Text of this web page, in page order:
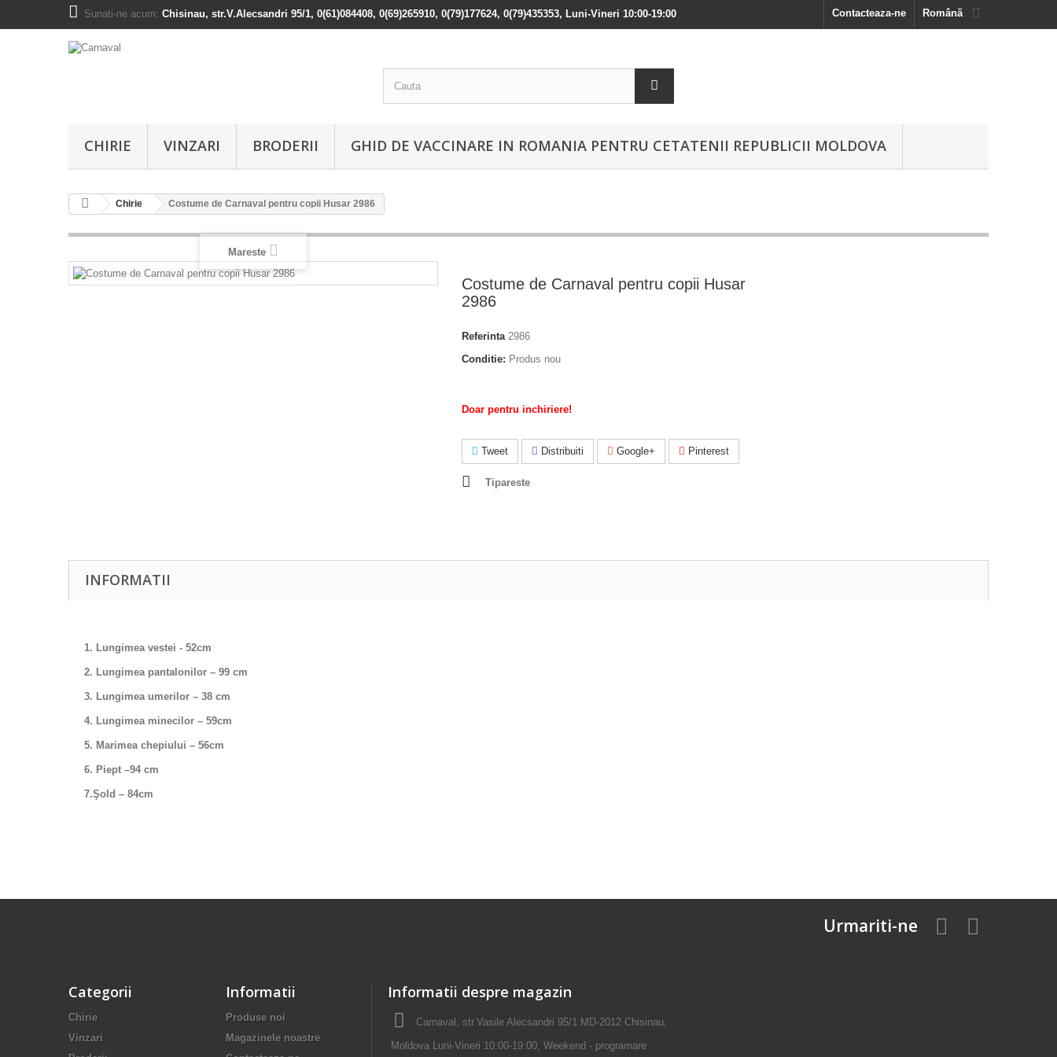
Română
Contacteaza-ne
Sunati-ne acum: Chisinau, str.V.Alecsandri 95/1, 0(61)084408, 0(69)265910, 0(79)177624, 0(79)435353, Luni-Vineri 10:00-19:00
CHIRIE VINZARI BRODERII GHID DE VACCINARE IN ROMANIA PENTRU CETATENII REPUBLICII MOLDOVA
Chirie Costume de Carnaval pentru copii Husar 2986
Mareste
Costume de Carnaval pentru copii Husar
2986
Referinta 2986
Conditie: Produs nou
Doar pentru inchiriere!
Tweet Distribuiti Google+ Pinterest
Tipareste
INFORMATII
1. Lungimea vestei - 52cm
2. Lungimea pantalonilor – 99 cm
3. Lungimea umerilor – 38 cm
4. Lungimea minecilor – 59cm
5. Marimea chepiului – 56cm
6. Piept –94 cm
7.Şold – 84cm
Urmariti-ne
Categorii
Chirie
Vinzari
Informatii
Produse noi
Magazinele noastre
Informatii despre magazin
Carnaval, str.Vasile Alecsandri 95/1 MD-2012 Chisinau,
Moldova Luni-Vineri 10:00-19:00, Weekend - programare